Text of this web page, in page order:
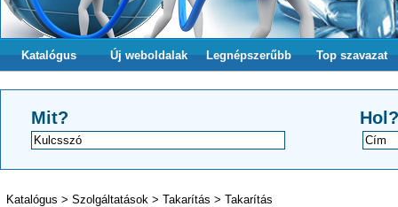
Katalógus Új weboldalak Legnépszerűbb Top szavazat
Mit? Hol?
Katalógus > Szolgáltatások > Takarítás > Takarítás